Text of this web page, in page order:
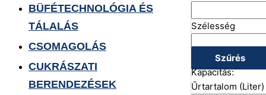
BÜFÉTECHNOLÓGIA ÉS
TÁLALÁS
CSOMAGOLÁS
CUKRÁSZATI
BERENDEZÉSEK
Szélesség
Szűrés
Kapacitás:
Űrtartalom (Liter)